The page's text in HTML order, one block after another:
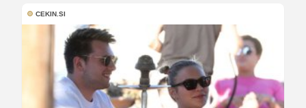
CEKIN.SI